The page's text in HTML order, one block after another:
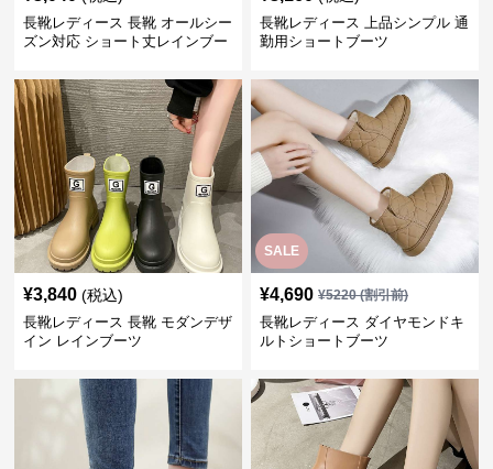
長靴レディース 長靴 オールシー
ズン対応 ショート丈レインブー
長靴レディース 上品シンプル 通
勤用ショートブーツ
¥3,840 (税込)
長靴レディース 長靴 モダンデザ
イン レインブーツ
SALE
¥4,690 ¥5220(割引前)
長靴レディース ダイヤモンドキ
ルトショートブーツ